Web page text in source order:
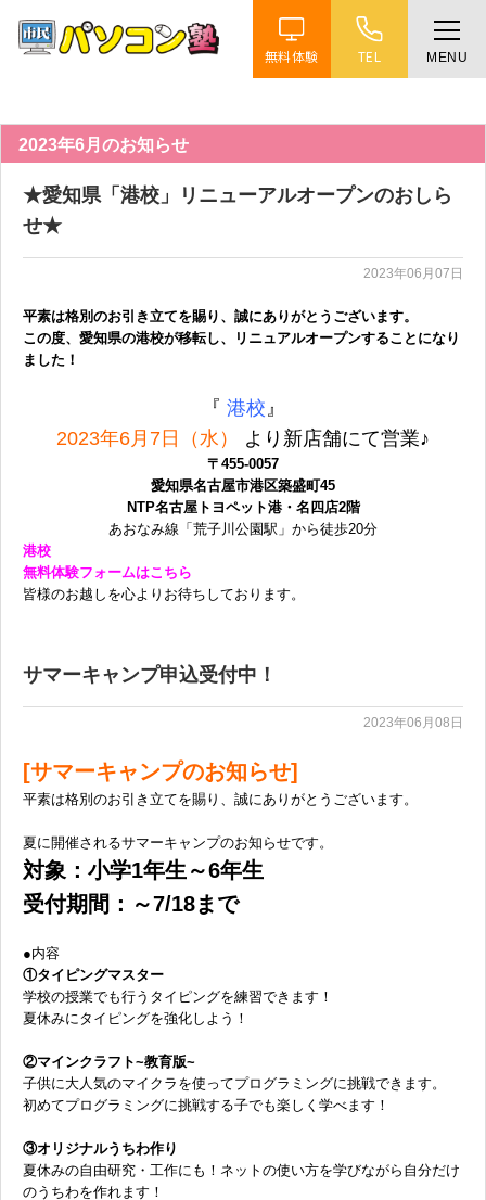
無料体験 TEL MENU
特徴
講座紹介
受講までの流れ
よくある質問
無料体験に申し込む
受付時間／9:00〜18:00 土日祝休み
2023年6月のお知らせ
★愛知県「港校」リニューアルオープンのおしら
せ★
2023年06月07日
平素は格別のお引き立てを賜り、誠にありがとうございます。
この度、愛知県の港校が移転し、リニュアルオープンすることになり
ました！
『 港校 』
2023年6月7日（水）
より新店舗にて営業♪
〒455-0057
愛知県名古屋市港区築盛町45
NTP名古屋トヨペット港・名四店2階
あおなみ線「荒子川公園駅」から徒歩20分
港校
無料体験フォームはこちら
皆様のお越しを心よりお待ちしております。
サマーキャンプ申込受付中！
2023年06月08日
[サマーキャンプのお知らせ]
平素は格別のお引き立てを賜り、誠にありがとうございます。
夏に開催されるサマーキャンプのお知らせです。
対象：小学1年生～6年生
受付期間：～7/18まで
●内容
①タイピングマスター
学校の授業でも行うタイピングを練習できます！
夏休みにタイピングを強化しよう！
②マインクラフト~教育版~
子供に大人気のマイクラを使ってプログラミングに挑戦できます。
初めてプログラミングに挑戦する子でも楽しく学べます！
③オリジナルうちわ作り
夏休みの自由研究・工作にも！ネットの使い方を学びながら自分だけ
のうちわを作れます！